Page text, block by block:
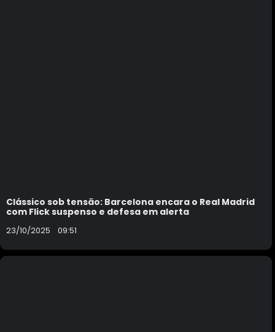
Clássico sob tensão: Barcelona encara o Real Madrid
com Flick suspenso e defesa em alerta
23/10/2025 09:51